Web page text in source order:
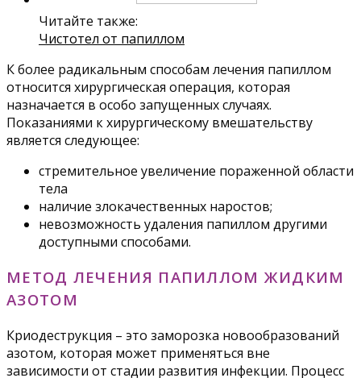
Читайте также:
Чистотел от папиллом
К более радикальным способам лечения папиллом
относится хирургическая операция, которая
назначается в особо запущенных случаях.
Показаниями к хирургическому вмешательству
является следующее:
стремительное увеличение пораженной области
тела
наличие злокачественных наростов;
невозможность удаления папиллом другими
доступными способами.
МЕТОД ЛЕЧЕНИЯ ПАПИЛЛОМ ЖИДКИМ
АЗОТОМ
Криодеструкция – это заморозка новообразований
азотом, которая может применяться вне
зависимости от стадии развития инфекции. Процесс